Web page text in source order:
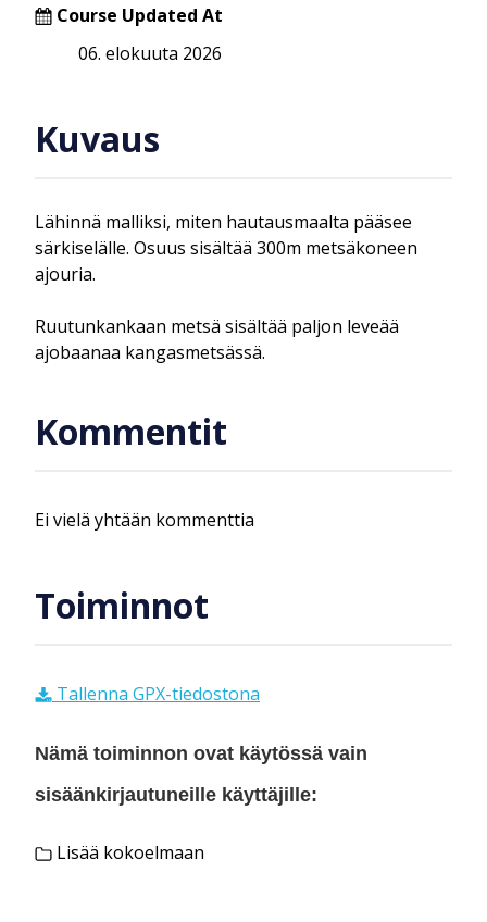
Course Updated At
06. elokuuta 2026
Kuvaus
Lähinnä malliksi, miten hautausmaalta pääsee
särkiselälle. Osuus sisältää 300m metsäkoneen
ajouria.
Ruutunkankaan metsä sisältää paljon leveää
ajobaanaa kangasmetsässä.
Kommentit
Ei vielä yhtään kommenttia
Toiminnot
Tallenna GPX-tiedostona
Nämä toiminnon ovat käytössä vain
sisäänkirjautuneille käyttäjille:
Lisää kokoelmaan